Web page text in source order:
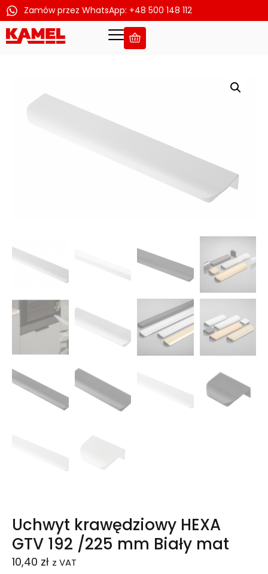
Przejdź
Zamów przez WhatsApp: +48 500 148 112
Uchwyt krawędziowy HEXA
GTV 192 /225 mm Biały mat
10,40 zł z VAT